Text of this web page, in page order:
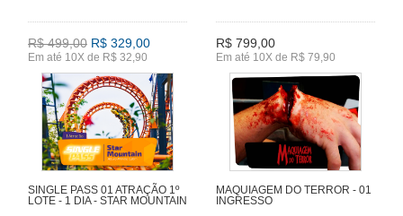
R$ 499,00 R$ 329,00
Em até 10X de R$ 32,90
R$ 799,00
Em até 10X de R$ 79,90
SINGLE PASS 01 ATRAÇÃO 1º
LOTE - 1 DIA - STAR MOUNTAIN
MAQUIAGEM DO TERROR - 01
INGRESSO